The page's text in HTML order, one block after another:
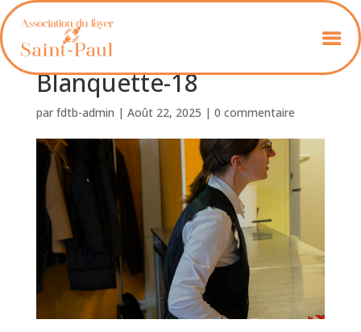
Foyer_St_Paul_
Blanquette-18
par fdtb-admin | Août 22, 2025 | 0 commentaire